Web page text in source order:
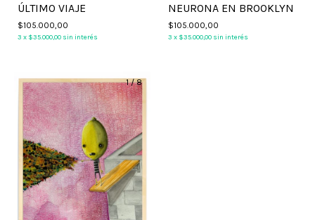
ÚLTIMO VIAJE
$105.000,00
3 x $35.000,00 sin interés
NEURONA EN BROOKLYN
$105.000,00
3 x $35.000,00 sin interés
1/8